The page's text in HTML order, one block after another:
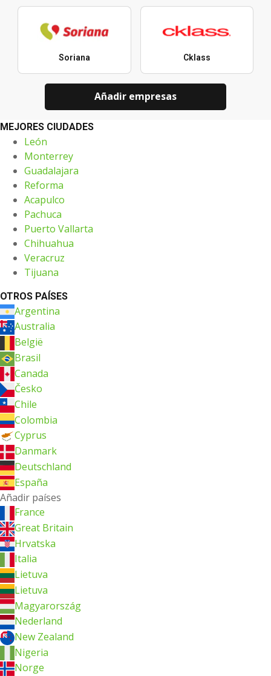
Soriana Cklass
Añadir empresas
MEJORES CIUDADES
León
Monterrey
Guadalajara
Reforma
Acapulco
Pachuca
Puerto Vallarta
Chihuahua
Veracruz
Tijuana
OTROS PAÍSES
Argentina
Australia
België
Brasil
Canada
Česko
Chile
Colombia
Cyprus
Danmark
Deutschland
España
Añadir países
France
Great Britain
Hrvatska
Italia
Lietuva
Lietuva
Magyarország
Nederland
New Zealand
Nigeria
Norge